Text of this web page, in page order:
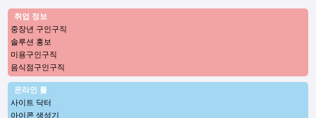
취업 정보
중장년 구인구직
솔루션 홍보
미용구인구직
음식점구인구직
온라인 툴
사이트 닥터
아이콘 생성기